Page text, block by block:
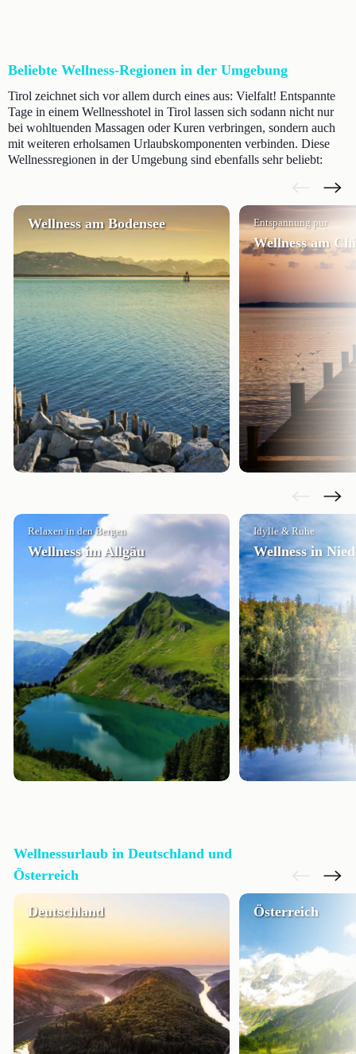
Beliebte Wellness-Regionen in der Umgebung
Tirol zeichnet sich vor allem durch eines aus: Vielfalt! Entspannte
Tage in einem Wellnesshotel in Tirol lassen sich sodann nicht nur
bei wohltuenden Massagen oder Kuren verbringen, sondern auch
mit weiteren erholsamen Urlaubskomponenten verbinden. Diese
Wellnessregionen in der Umgebung sind ebenfalls sehr beliebt:
Wellness am Bodensee Entspannung pur
Wellness am
Relaxen in den Bergen
Wellness im Allgäu
Idylle & Ruhe
Wellness in
Wellnessurlaub in Deutschland und
Österreich
Deutschland Österreich